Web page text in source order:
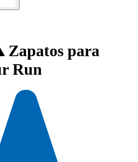
Zapatos para
Run